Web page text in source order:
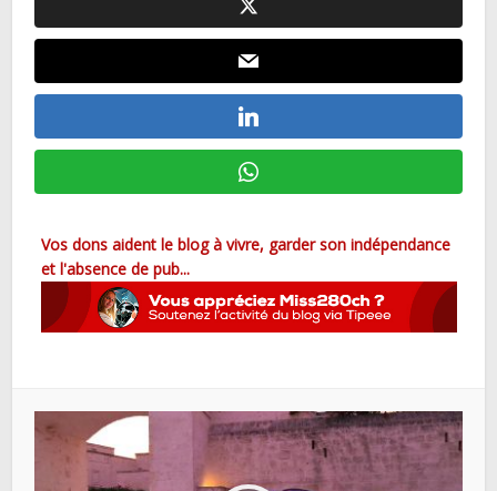
Vos dons aident le blog à vivre, garder son indépendance
et l'absence de pub...